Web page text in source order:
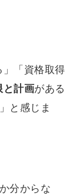
「資格取得
と計画がある
と感じま
分からな